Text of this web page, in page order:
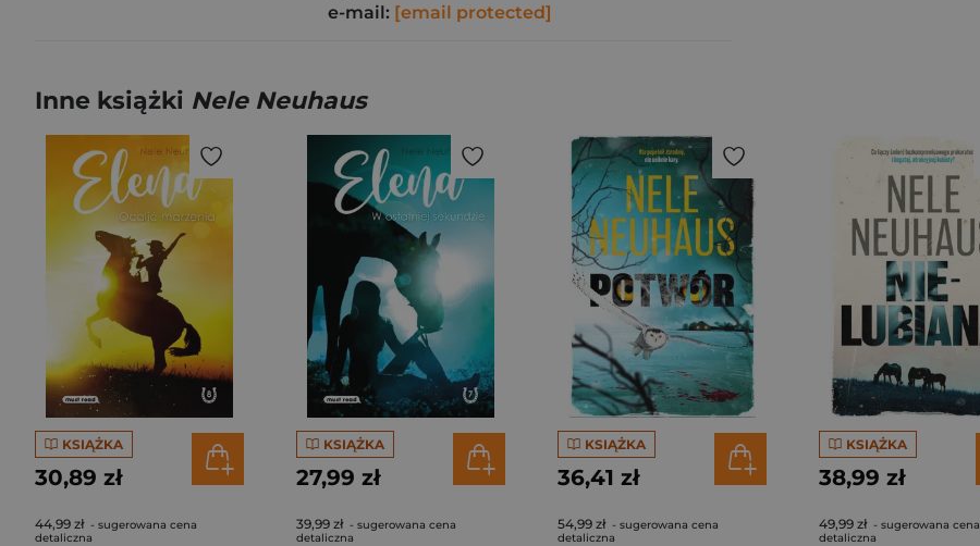
e-mail: [email protected]
Inne książki Nele Neuhaus
KSIĄŻKA
30,89 zł
44,99 zł - sugerowana cena
detaliczna
KSIĄŻKA
27,99 zł
39,99 zł - sugerowana cena
detaliczna
KSIĄŻKA
36,41 zł
54,99 zł - sugerowana cena
detaliczna
KSIĄŻKA
38,99 zł
49,99 zł - sugerowana cena
detaliczna